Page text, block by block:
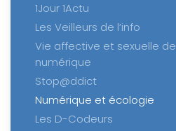
1Jour 1Actu
Les Veilleurs de l’info
Vie affective et sexuelle
numérique
Stop@ddict
Numérique et écologie
Les D-Codeurs